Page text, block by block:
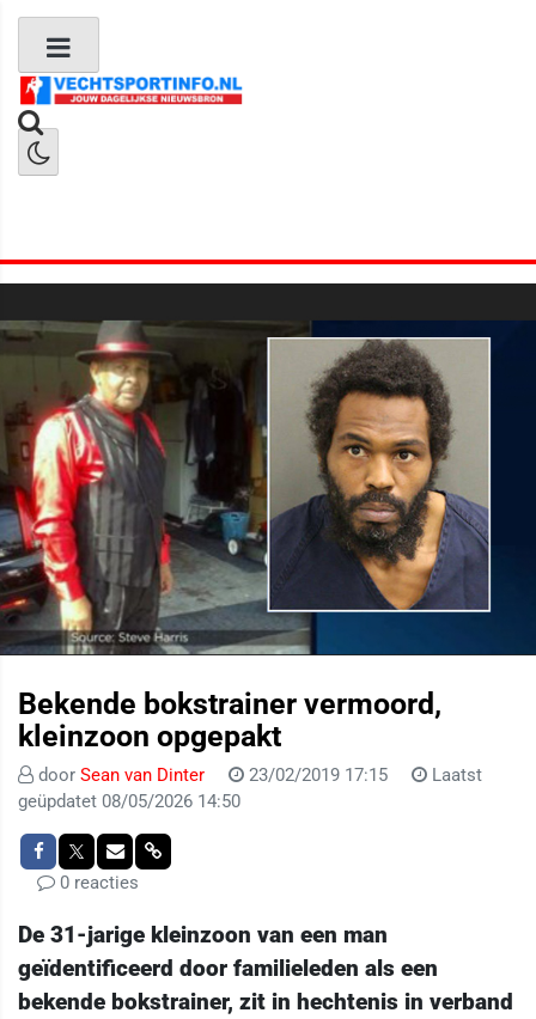
Bekende bokstrainer vermoord,
kleinzoon opgepakt
door Sean van Dinter 23/02/2019 17:15
Laatst
geüpdatet 08/05/2026 14:50
0 reacties
De 31-jarige kleinzoon van een man
geïdentificeerd door familieleden als een
bekende bokstrainer, zit in hechtenis in verband